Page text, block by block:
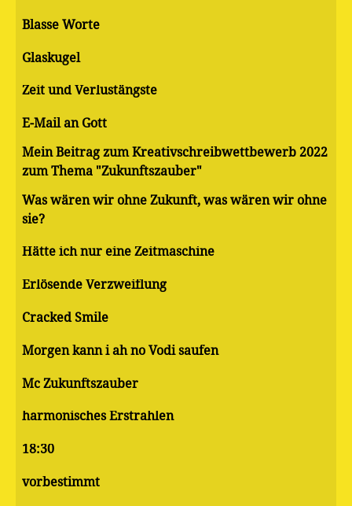
Blasse Worte
Glaskugel
Zeit und Verlustängste
E-Mail an Gott
Mein Beitrag zum Kreativschreibwettbewerb 2022
zum Thema "Zukunftszauber"
Was wären wir ohne Zukunft, was wären wir ohne
sie?
Hätte ich nur eine Zeitmaschine
Erlösende Verzweiflung
Cracked Smile
Morgen kann i ah no Vodi saufen
Mc Zukunftszauber
harmonisches Erstrahlen
18:30
vorbestimmt